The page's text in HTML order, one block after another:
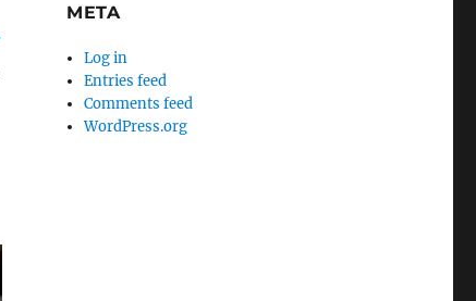
META
Log in
Entries feed
Comments feed
WordPress.org